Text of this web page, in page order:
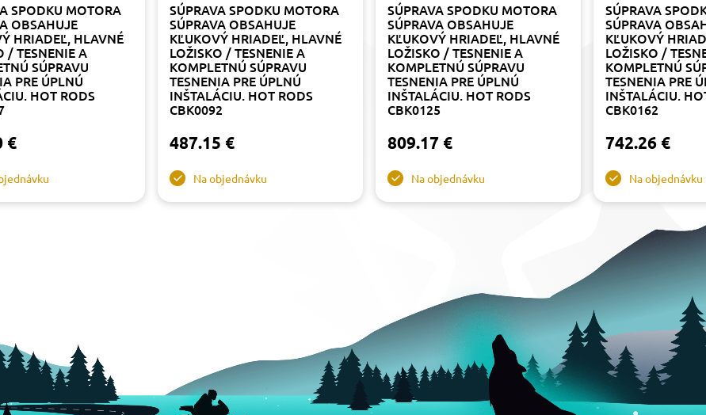
SPODKU MOTORA
OBSAHUJE
HRIADEĽ, HLAVNÉ
/ TESNENIE A
SÚPRAVU
PRE ÚPLNÚ
HOT RODS
€
SÚPRAVA SPODKU MOTORA
SÚPRAVA OBSAHUJE
KĽUKOVÝ HRIADEĽ, HLAVNÉ
LOŽISKO / TESNENIE A
KOMPLETNÚ SÚPRAVU
TESNENIA PRE ÚPLNÚ
INŠTALÁCIU. HOT RODS
CBK0092
487.15 €
Na objednávku
SÚPRAVA SPODKU MOTORA
SÚPRAVA OBSAHUJE
KĽUKOVÝ HRIADEĽ, HLAVNÉ
LOŽISKO / TESNENIE A
KOMPLETNÚ SÚPRAVU
TESNENIA PRE ÚPLNÚ
INŠTALÁCIU. HOT RODS
CBK0125
809.17 €
Na objednávku
SÚPRAVA
SÚPRAVA
KĽUKOVÝ
LOŽISKO /
KOMPLETNÚ
TESNENIA PRE
INŠTALÁCIU.
CBK0162
742.26 €
Na objednávku